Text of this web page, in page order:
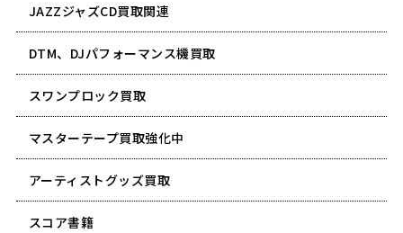
JAZZジャズCD買取関連
DTM、DJパフォーマンス機買取
スワンプロック買取
マスターテープ買取強化中
アーティストグッズ買取
スコア書籍